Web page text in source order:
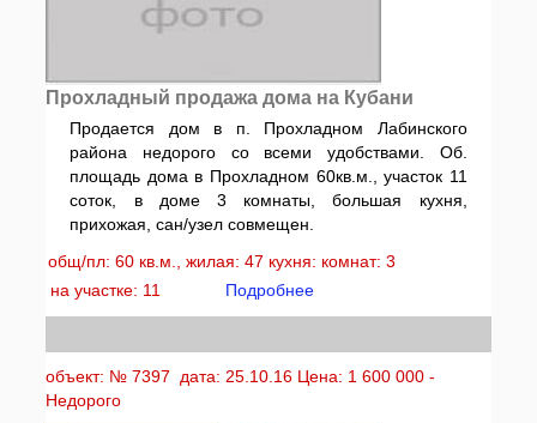
Прохладный продажа дома на Кубани
Продается дом в п. Прохладном Лабинского
района недорого со всеми удобствами. Об.
площадь дома в Прохладном 60кв.м., участок 11
соток, в доме 3 комнаты, большая кухня,
прихожая, сан/узел совмещен.
общ/пл: 60 кв.м., жилая: 47 кухня: комнат: 3
на участке: 11
Подробнее
объект: № 7397 дата: 25.10.16 Цена: 1 600 000 -
Недорого